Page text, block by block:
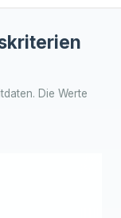
Die Werte